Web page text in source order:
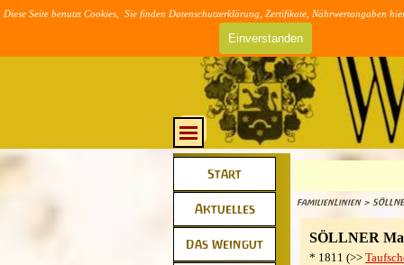
Diese Seite benutzt Cookies, Sie finden Datenschutzerklärung, Zertifikate, Nährwertangaben
Einverstanden
Direkt zum Seiteninhalt
Menü überspringen
Menü überspringen
Start
Aktuelles ▼
Das Weingut ▼
FamilienLinien >
SÖLLNER
* 1811 (>>